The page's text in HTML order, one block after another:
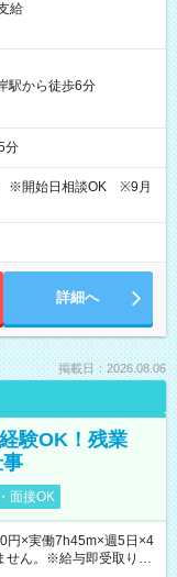
給
駅から徒歩6分
分
※開始日相談OK ※9月
詳細へ
掲載日：2026.08.06
験OK！残業
面接OK
×実働7h45m×週5日×4
せん。※給与即受取りサ